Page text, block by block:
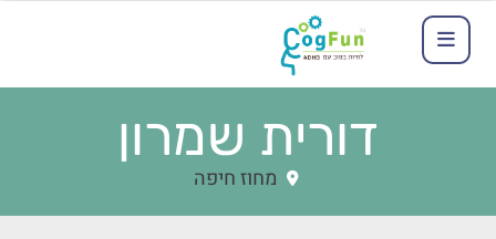
דורית שמרון
מחוז חיפה